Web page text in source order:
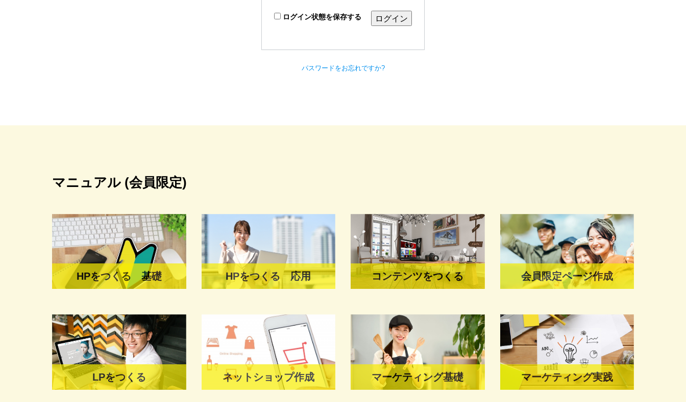
ログイン状態を保存する
パスワードをお忘れですか?
マニュアル (会員限定)
HPをつくる 基礎 HPをつくる 応用 コンテンツをつくる 会員限定ページ作成
LPをつくる ネットショップ作成 マーケティング基礎 マーケティング実践